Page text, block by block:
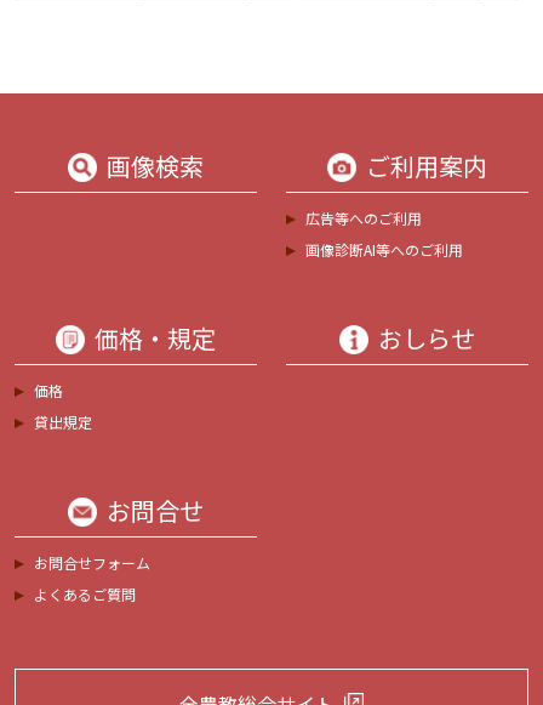
画像検索 ご利用案内
広告等へのご利用
画像診断AI等へのご利用
価格・規定
価格
貸出規定
おしらせ
お問合せ
お問合せフォーム
よくあるご質問